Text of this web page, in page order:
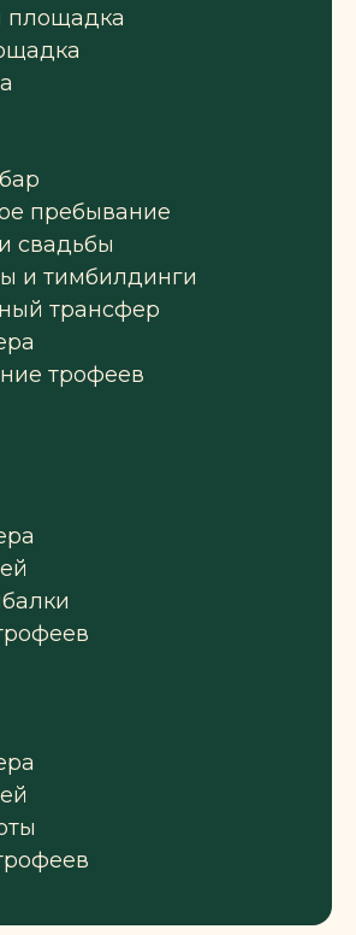
площадка
пребывание
свадьбы
и тимбилдинги
трансфер
трофеев